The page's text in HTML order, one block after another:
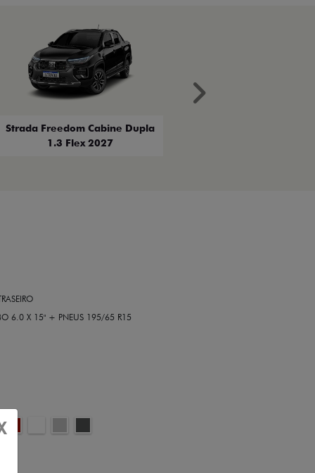
Strada Freedom Cabine Dupla
1.3 Flex 2027
Próximo
6.0 X 15" + PNEUS 195/65 R15